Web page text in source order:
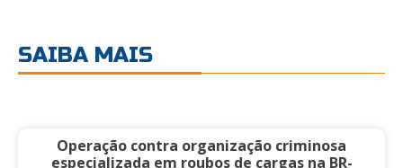
SAIBA MAIS
Operação contra organização criminosa
especializada em roubos de cargas na BR-